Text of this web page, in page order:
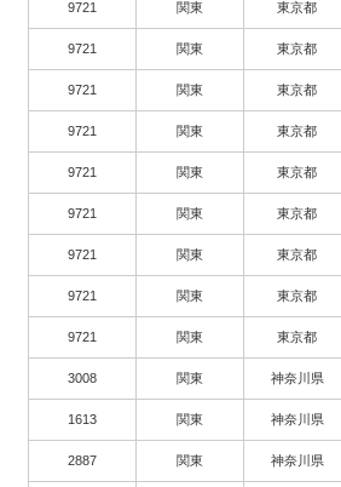
9721 関東 東京都
9721 関東 東京都
9721 関東 東京都
9721 関東 東京都
9721 関東 東京都
9721 関東 東京都
9721 関東 東京都
9721 関東 東京都
9721 関東 東京都
3008 関東 神奈川県
1613 関東 神奈川県
2887 関東 神奈川県